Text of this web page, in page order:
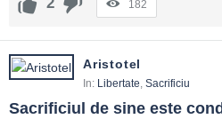
182
Aristotel
In: Libertate, Sacrificiu
Sacrificiul de sine este